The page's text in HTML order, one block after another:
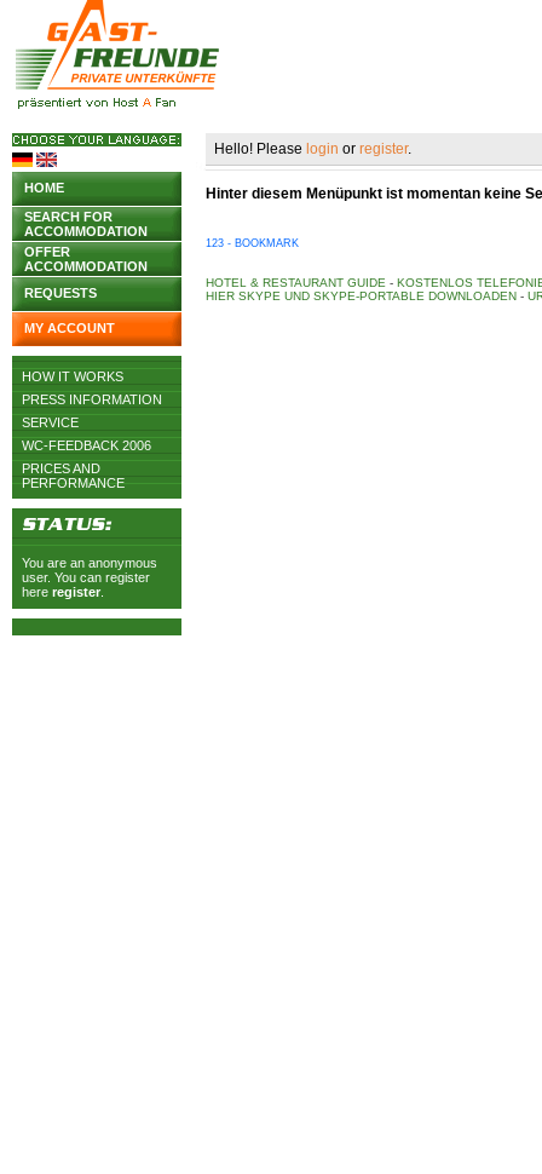
HOME
SEARCH FOR
ACCOMMODATION
OFFER
ACCOMMODATION
REQUESTS
MY ACCOUNT
HOW IT WORKS
PRESS INFORMATION
SERVICE
WC-FEEDBACK 2006
PRICES AND
PERFORMANCE
You are an anonymous
user. You can register
here register
Hello! Please login or register.
Hinter diesem Menüpunkt ist momentan keine
123 - BOOKMARK
HOTEL & RESTAURANT GUIDE - KOSTENLOS
HIER SKYPE UND SKYPE-PORTABLE DOWNLOADEN -